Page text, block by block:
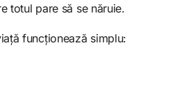
totul pare să se năruie.
funcționează simplu: